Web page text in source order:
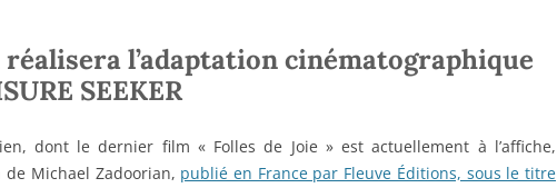
l’adaptation cinématographique
SEEKER
dont le dernier film « Folles de Joie » est actuellement à l’affiche,
Michael Zadoorian, publié en France par Fleuve Éditions, sous le titre